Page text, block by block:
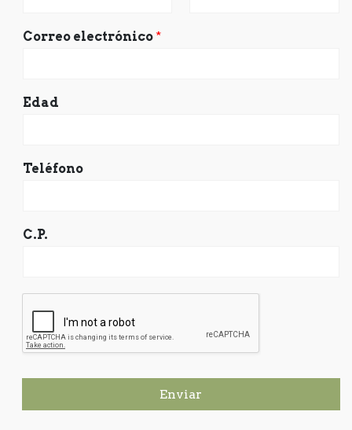
Correo electrónico *
Edad
Teléfono
C.P.
Enviar